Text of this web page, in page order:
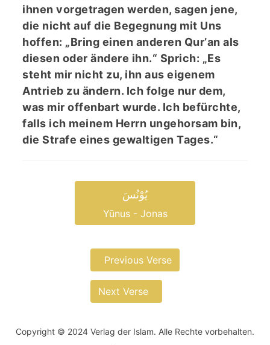
ihnen vorgetragen werden, sagen jene,
die nicht auf die Begegnung mit Uns
hoffen: „Bring einen anderen Qurʼan als
diesen oder ändere ihn.“ Sprich: „Es
steht mir nicht zu, ihn aus eigenem
Antrieb zu ändern. Ich folge nur dem,
was mir offenbart wurde. Ich befürchte,
falls ich meinem Herrn ungehorsam bin,
die Strafe eines gewaltigen Tages.“
یُوْنُسَ
Yūnus - Jonas
Previous Verse
Next Verse
Copyright © 2024 Verlag der Islam. Alle Rechte vorbehalten.